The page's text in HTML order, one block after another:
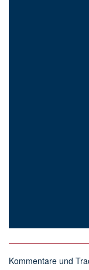
Kommentare und